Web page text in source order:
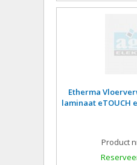
Etherma
laminaat eTOUCH
Product